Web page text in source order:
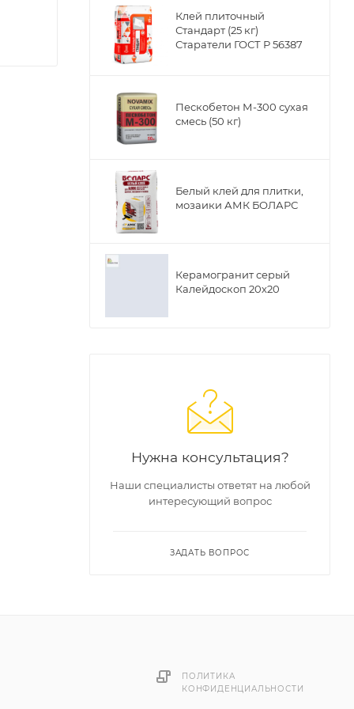
Клей плиточный
Стандарт (25 кг)
Старатели ГОСТ Р 56387
Пескобетон М-300 сухая
смесь (50 кг)
Белый клей для плитки,
мозаики АМК БОЛАРС
Керамогранит серый
Калейдоскоп 20х20
Нужна консультация?
Наши специалисты ответят на любой
интересующий вопрос
ЗАДАТЬ ВОПРОС
ПОЛИТИКА
КОНФИДЕНЦИАЛЬНОСТИ